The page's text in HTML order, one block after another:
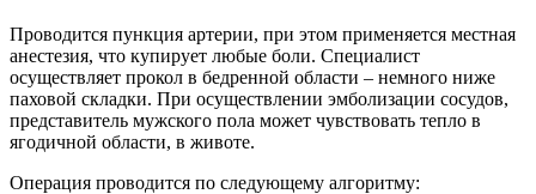
Проводится пункция артерии, при этом применяется местная
анестезия, что купирует любые боли. Специалист
осуществляет прокол в бедренной области – немного ниже
паховой складки. При осуществлении эмболизации сосудов,
представитель мужского пола может чувствовать тепло в
ягодичной области, в животе.
Операция проводится по следующему алгоритму: